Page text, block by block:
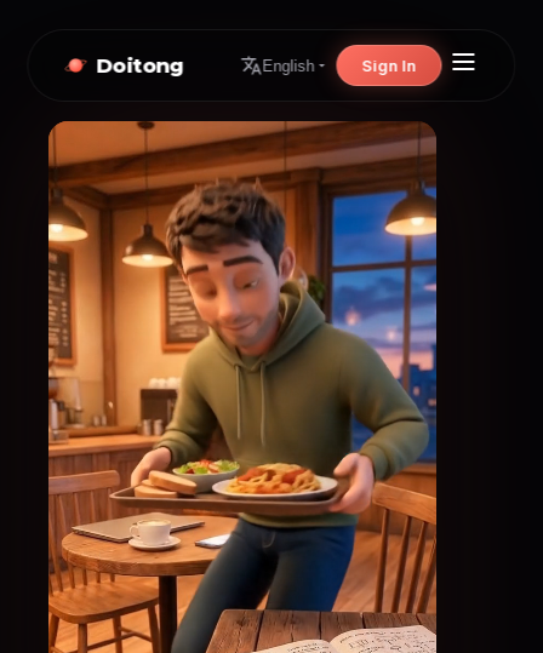
Doitong English Sign In